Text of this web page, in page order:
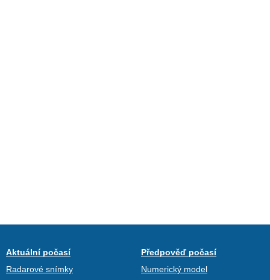
Aktuální počasí
Radarové snímky
Předpověď počasí
Numerický model